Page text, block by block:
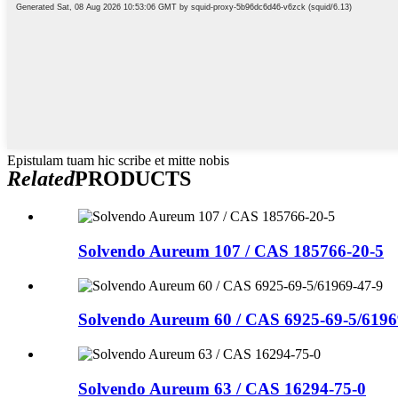
Epistulam tuam hic scribe et mitte nobis
RelatedPRODUCTS
Solvendo Aureum 107 / CAS 185766-20-5
Solvendo Aureum 60 / CAS 6925-69-5/
Solvendo Aureum 63 / CAS 16294-75-0